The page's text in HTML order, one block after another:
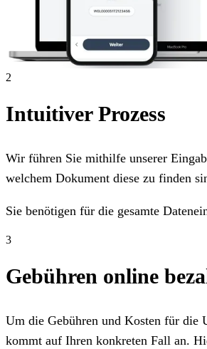
2
Intuitiver Prozess
Wir führen Sie mithilfe unserer
welchem Dokument diese zu finden
Sie benötigen für die gesamte
3
Gebühren online
Um die Gebühren und Kosten für die
kommt auf Ihren konkreten Fall an.